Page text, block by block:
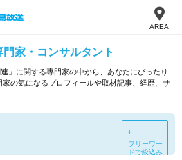
AREA
家・コンサルタント
」に関する専門家の中から、あなたにぴったり
の気になるプロフィールや取材記事、経歴、サ
＋
フリーワー
ドで絞込み